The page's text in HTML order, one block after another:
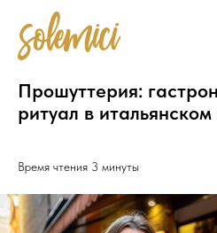
Прошуттерия:
ритуал в итальянском
Время чтения 3 минуты